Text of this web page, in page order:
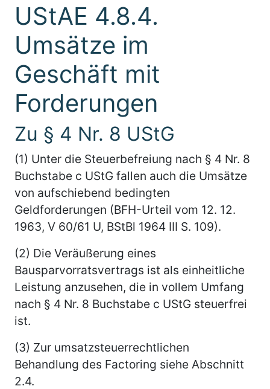
UStAE 4.8.4.
Umsätze im
Geschäft mit
Forderungen
Zu § 4 Nr. 8 UStG
(1) Unter die Steuerbefreiung nach § 4 Nr. 8
Buchstabe c UStG fallen auch die Umsätze
von aufschiebend bedingten
Geldforderungen (BFH-Urteil vom 12. 12.
1963, V 60/61 U, BStBl 1964 III S. 109).
(2) Die Veräußerung eines
Bausparvorratsvertrags ist als einheitliche
Leistung anzusehen, die in vollem Umfang
nach § 4 Nr. 8 Buchstabe c UStG steuerfrei
ist.
(3) Zur umsatzsteuerrechtlichen
Behandlung des Factoring siehe Abschnitt
2.4.